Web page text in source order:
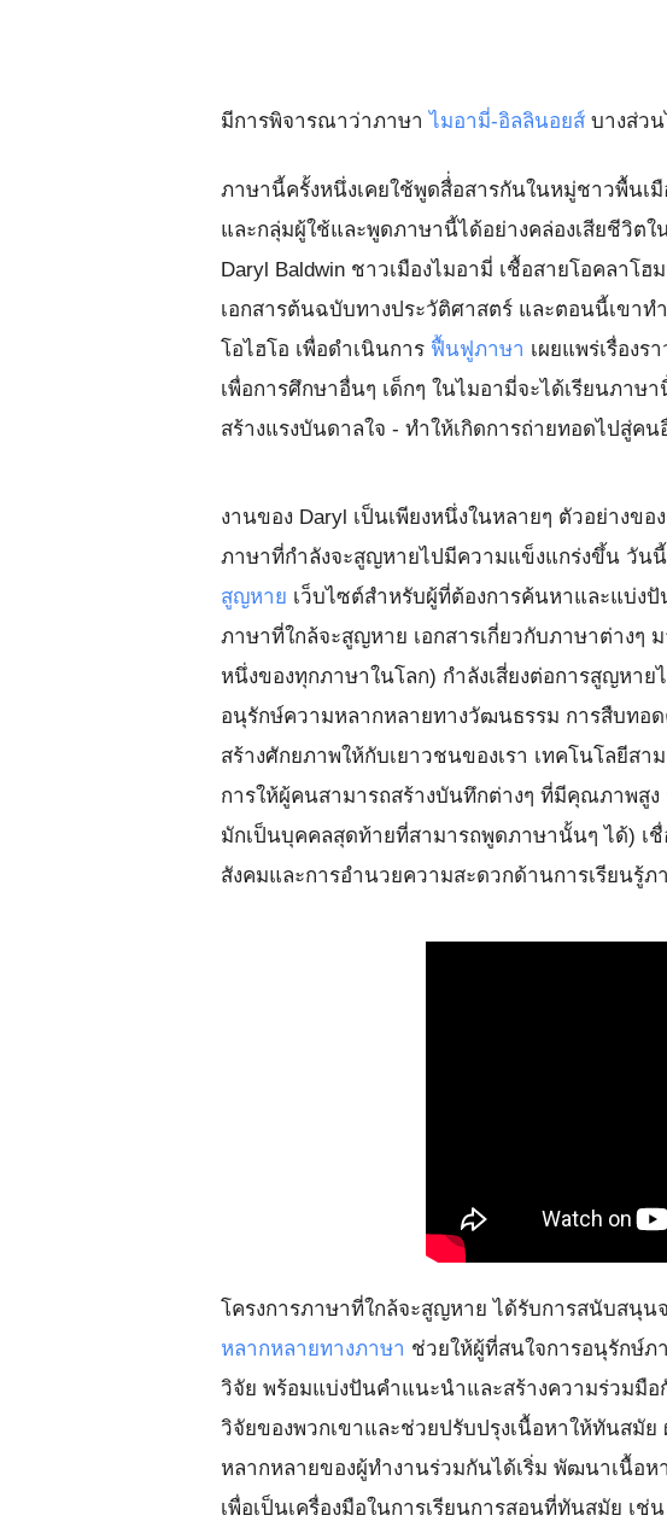
มีการพิจารณาว่าภาษาไมอามี่-อิลลินอยส์ บางส่ว
ภาษานี้ครั้งหนึ่งเคยใช้พูดสื่่อสารกันในหมู่ชาวพื้นเ
และกลุ่มผู้ใช้และพูดภาษานี้ได้อย่างคล่องเสียชีวิต
Daryl Baldwin ชาวเมืองไมอามี่ เชื้อสายโอคลาโ
เอกสารต้นฉบับทางประวัติศาสตร์ และตอนนี้เขา
โอไฮโอ เพื่อดำเนินการ ฟื้นฟูภาษา เผยแพร่เรื่องร
เพื่อการศึกษาอื่นๆ เด็กๆ ในไมอามี่จะได้เรียนภาษ
สร้างแรงบันดาลใจ - ทำให้เกิดการถ่ายทอดไปสู่คน
งานของ Daryl เป็นเพียงหนึ่งในหลายๆ ตัวอย่างข
ภาษาที่กำลังจะสูญหายไปมีความแข็งแกร่งขึ้น วัน
สูญหาย เว็บไซต์สำหรับผู้ที่ต้องการค้นหาและแบ่ง
ภาษาที่ใกล้จะสูญหาย เอกสารเกี่ยวกับภาษาต่างๆ
หนึ่งของทุกภาษาในโลก) กำลังเสี่ยงต่อการสูญหา
อนุรักษ์ความหลากหลายทางวัฒนธรรม การสืบทอด
สร้างศักยภาพให้กับเยาวชนของเรา เทคโนโลยีสา
การให้ผู้คนสามารถสร้างบันทึกต่างๆ ที่มีคุณภาพสูง
มักเป็นบุคคลสุดท้ายที่สามารถพูดภาษานั้นๆ ได้)
สังคมและการอำนวยความสะดวกด้านการเรียนรู้ภ
โครงการภาษาที่ใกล้จะสูญหาย ได้รับการสนับสนุน
หลากหลายทางภาษา ช่วยให้ผู้ที่สนใจการอนุรักษ์ภ
วิจัย พร้อมแบ่งปันคำแนะนำและสร้างความร่วมมื
วิจัยของพวกเขาและช่วยปรับปรุงเนื้อหาให้ทันสมั
หลากหลายของผู้ทำงานร่วมกันได้เริ่ม พัฒนาเนื้อ
เพื่อเป็นเครื่องมือในการเรียนการสอนที่ทันสมัย เช่น